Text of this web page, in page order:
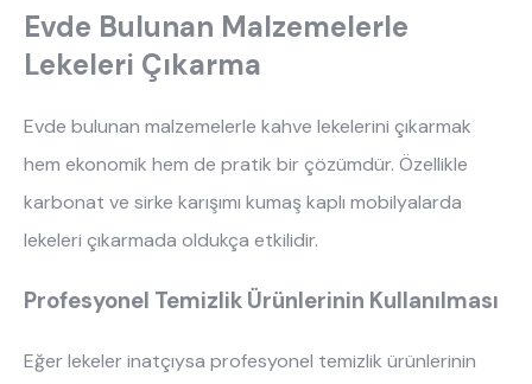
Evde Bulunan Malzemelerle
Lekeleri Çıkarma
Evde bulunan malzemelerle kahve lekelerini çıkarmak
hem ekonomik hem de pratik bir çözümdür. Özellikle
karbonat ve sirke karışımı kumaş kaplı mobilyalarda
lekeleri çıkarmada oldukça etkilidir.
Profesyonel Temizlik Ürünlerinin Kullanılması
Eğer lekeler inatçıysa profesyonel temizlik ürünlerinin